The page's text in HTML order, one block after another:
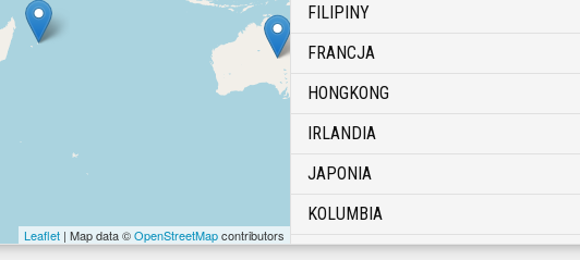
Leaflet| Map data ©OpenStreetMapcontributors
FILIPINY
FRANCJA
HONGKONG
IRLANDIA
JAPONIA
KOLUMBIA
KONGO